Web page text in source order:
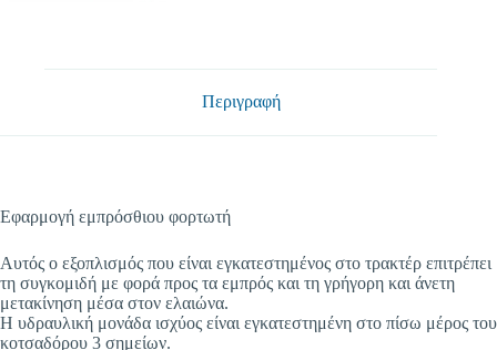
Περιγραφή
Εφαρμογή εμπρόσθιου φορτωτή
Αυτός ο εξοπλισμός που είναι εγκατεστημένος στο τρακτέρ επιτρέπει
τη συγκομιδή με φορά προς τα εμπρός και τη γρήγορη και άνετη
μετακίνηση μέσα στον ελαιώνα.
Η υδραυλική μονάδα ισχύος είναι εγκατεστημένη στο πίσω μέρος του
κοτσαδόρου 3 σημείων.